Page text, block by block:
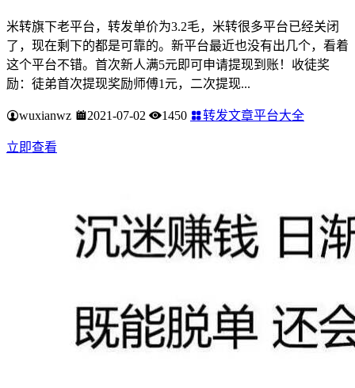
米转旗下老平台，转发单价为3.2毛，米转很多平台已经关闭
了，现在剩下的都是可靠的。新平台最近也没有出几个，看着
这个平台不错。首次新人满5元即可申请提现到账！收徒奖
励：徒弟首次提现奖励师傅1元，二次提现...
wuxianwz 2021-07-02 1450 转发文章平台大全
立即查看